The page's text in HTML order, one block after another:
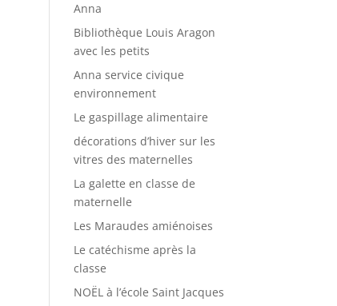
Anna
Bibliothèque Louis Aragon
avec les petits
Anna service civique
environnement
Le gaspillage alimentaire
décorations d’hiver sur les
vitres des maternelles
La galette en classe de
maternelle
Les Maraudes amiénoises
Le catéchisme après la
classe
NOËL à l’école Saint Jacques